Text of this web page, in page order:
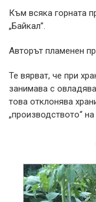
Към всяка горната
„Байкал”.
Авторът пламенен
Те вярват, че при
занимава с
това отклонява
„производството“